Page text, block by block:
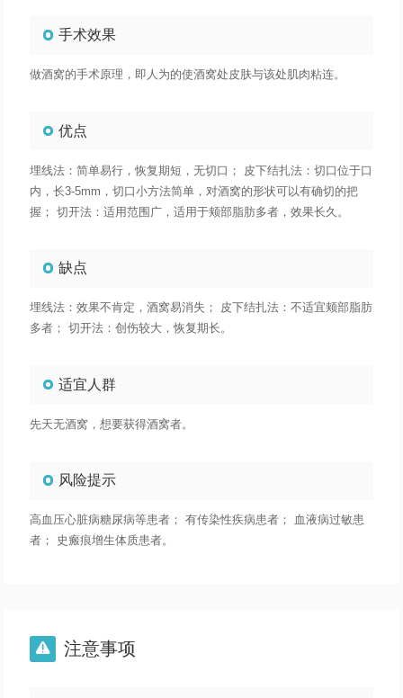
手术效果
做酒窝的手术原理，即人为的使酒窝处皮肤与该处肌肉粘连。
优点
埋线法：简单易行，恢复期短，无切口； 皮下结扎法：切口位于口
内，长3-5mm，切口小方法简单，对酒窝的形状可以有确切的把
握； 切开法：适用范围广，适用于颊部脂肪多者，效果长久。
缺点
埋线法：效果不肯定，酒窝易消失； 皮下结扎法：不适宜颊部脂肪
多者； 切开法：创伤较大，恢复期长。
适宜人群
先天无酒窝，想要获得酒窝者。
风险提示
高血压心脏病糖尿病等患者； 有传染性疾病患者； 血液病过敏患
者； 史瘢痕增生体质患者。
 注意事项